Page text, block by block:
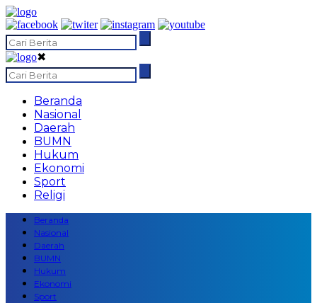
✖
Beranda
Nasional
Daerah
BUMN
Hukum
Ekonomi
Sport
Religi
Beranda
Nasional
Daerah
BUMN
Hukum
Ekonomi
Sport